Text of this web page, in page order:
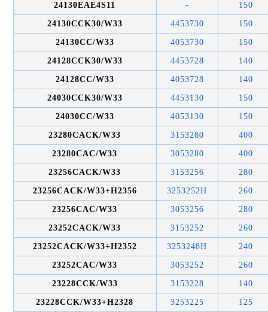
24130EAE4S11 - 150
24130CCK30/W33 4453730 150
24130CC/W33 4053730 150
24128CCK30/W33 4453728 140
24128CC/W33 4053728 140
24030CCK30/W33 4453130 150
24030CC/W33 4053130 150
23280CACK/W33 3153280 400
23280CAC/W33 3053280 400
23256CACK/W33 3153256 280
23256CACK/W33+H2356 3253252H 260
23256CAC/W33 3053256 280
23252CACK/W33 3153252 260
23252CACK/W33+H2352 3253248H 240
23252CAC/W33 3053252 260
23228CCK/W33 3153228 140
23228CCK/W33+H2328 3253225 125